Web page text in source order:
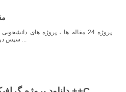
پروژه 24 مقاله ها ، پروژه های
سپس در دسترسی دانشجویان قرار میدهد ...